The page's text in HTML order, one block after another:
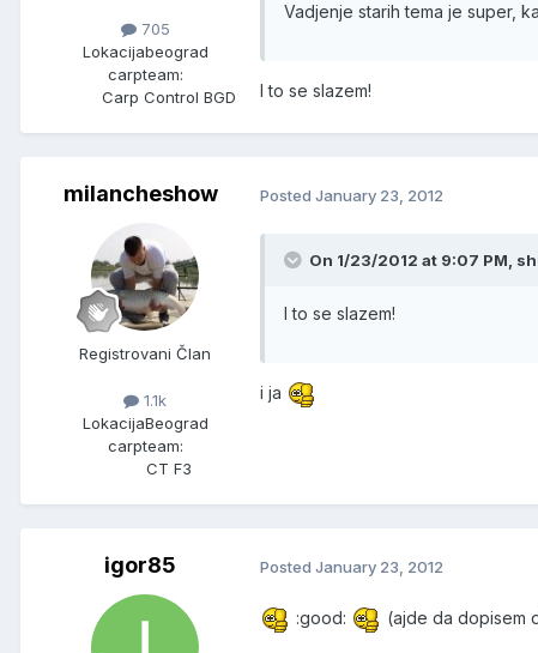
705
Lokacijabeograd
carpteam:
Carp Control BGD
Vadjenje starih tema je super,
I to se slazem!
milancheshow
Registrovani Član
1.1k
LokacijaBeograd
carpteam:
CT F3
Posted January 23, 2012
On 1/23/2012 at 9:07 PM,
I to se slazem!
i ja
igor85 Posted January 23, 2012
:good: (ajde da dopisem